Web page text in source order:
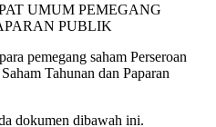
UMUM PEMEGANG
PUBLIK
pemegang saham Perseroan
Tahunan dan Paparan
dokumen dibawah ini.